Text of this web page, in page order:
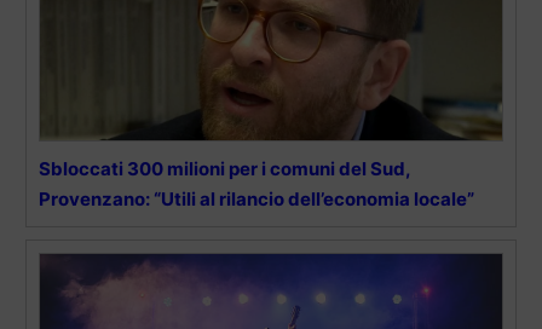
Sbloccati 300 milioni per i comuni del Sud,
Provenzano: “Utili al rilancio dell’economia locale”